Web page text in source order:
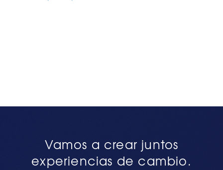
Vamos a crear juntos
experiencias de cambio.